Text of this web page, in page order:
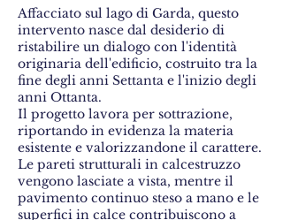
Affacciato sul lago di Garda, questo
intervento nasce dal desiderio di
ristabilire un dialogo con l'identità
originaria dell'edificio, costruito tra la
fine degli anni Settanta e l'inizio degli
anni Ottanta.
Il progetto lavora per sottrazione,
riportando in evidenza la materia
esistente e valorizzandone il carattere.
Le pareti strutturali in calcestruzzo
vengono lasciate a vista, mentre il
pavimento continuo steso a mano e le
superfici in calce contribuiscono a